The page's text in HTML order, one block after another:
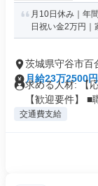
月10日休み｜年
日祝い金2万円｜
茨城県守谷市百
月給23万2500
求める人材: 【
【歓迎要件】 ■
交通費支給